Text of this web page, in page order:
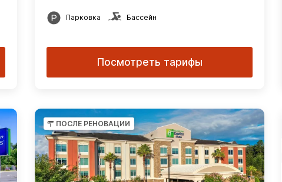
Парковка Бассейн
Посмотреть тарифы
ПОСЛЕ РЕНОВАЦИИ